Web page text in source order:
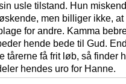
usle tilstand. Hun
men billiger ikke,
for andre. Kamma
hende bede til Gud.
tårerne få frit løb, så finder
hendes uro for Hanne.